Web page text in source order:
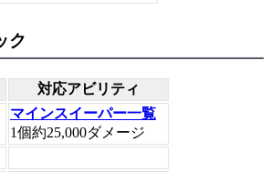
ク
対応アビリティ
マインスイーパー一覧
1個約25,000ダメージ